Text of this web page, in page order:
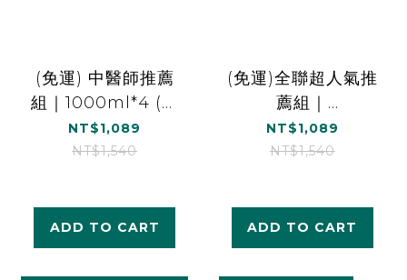
(免運) 中醫師推薦
組｜1000ml*4 (柴
燒桂圓黑木耳露(無
加糖)*1 、經典黑糖
雪梨白木耳露*1)
NT$1,089
NT$1,540
ADD TO CART
(免運)全聯超人氣推
薦組｜
1000ml*4(柴燒桂
圓黑木耳露(無加
NT$1,089
NT$1,540
ADD TO CART